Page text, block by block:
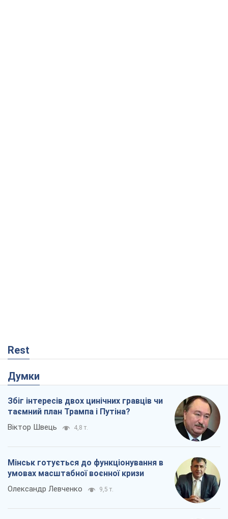
Rest
Думки
Збіг інтересів двох цинічних гравців чи
таємний план Трампа і Путіна?
Віктор Швець 4,8 т.
Мінськ готується до функціонування в
умовах масштабної воєнної кризи
Олександр Левченко 9,5 т.